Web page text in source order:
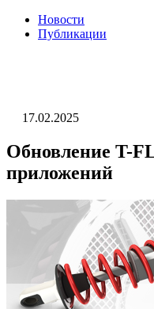
Новости
Публикации
17.02.2025
Обновление T-
приложений